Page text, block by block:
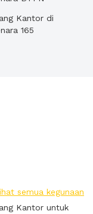
Kantor di
165
semua kegunaan
Kantor untuk